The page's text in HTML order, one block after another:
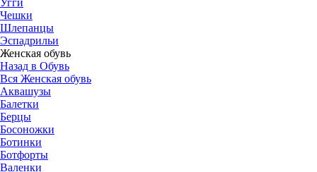
Угги
Чешки
Шлепанцы
Эспадрильи
Женская обувь
Назад в Обувь
Вся Женская обувь
Аквашузы
Балетки
Берцы
Босоножки
Ботинки
Ботфорты
Валенки